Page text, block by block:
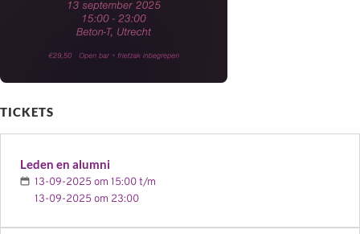
TICKETS
Leden en alumni
13-09-2025 om 15:00 t/m
13-09-2025 om 23:00